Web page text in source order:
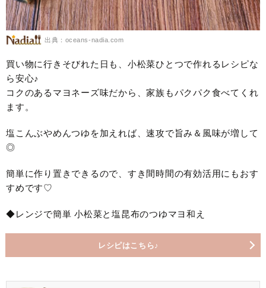
出典：oceans-nadia.com
買い物に行きそびれた日も、小松菜ひとつで作れるレシピな
ら安心♪
コクのあるマヨネーズ味だから、家族もパクパク食べてくれ
ます。
塩こんぶやめんつゆを加えれば、速攻で旨み＆風味が増して
◎
簡単に作り置きできるので、すき間時間の有効活用にもおす
すめです♡
◆レンジで簡単 小松菜と塩昆布のつゆマヨ和え
レシピはこちら♪